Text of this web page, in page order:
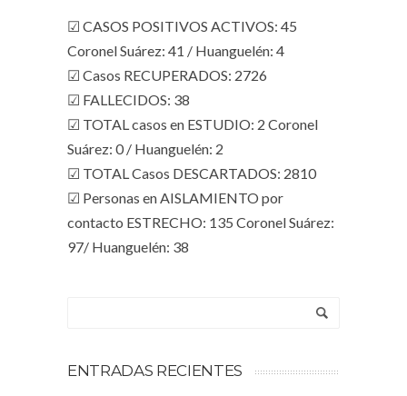
☑ CASOS POSITIVOS ACTIVOS: 45
Coronel Suárez: 41 / Huanguelén: 4
☑ Casos RECUPERADOS: 2726
☑ FALLECIDOS: 38
☑ TOTAL casos en ESTUDIO: 2 Coronel
Suárez: 0 / Huanguelén: 2
☑ TOTAL Casos DESCARTADOS: 2810
☑ Personas en AISLAMIENTO por
contacto ESTRECHO: 135 Coronel Suárez:
97/ Huanguelén: 38
ENTRADAS RECIENTES